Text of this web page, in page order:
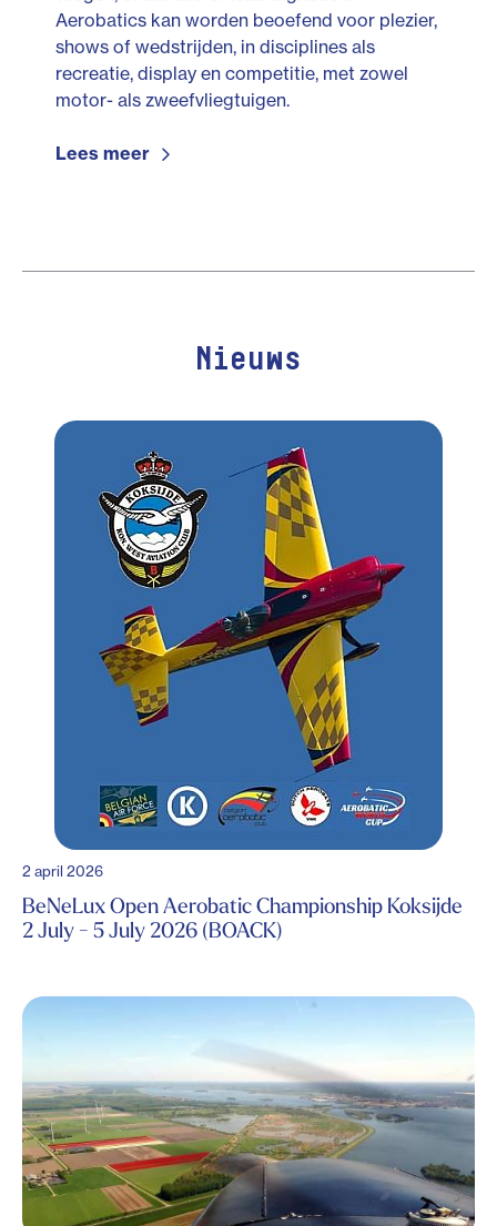
Aerobatics kan worden beoefend voor plezier,
shows of wedstrijden, in disciplines als
recreatie, display en competitie, met zowel
motor- als zweefvliegtuigen.
Lees meer
Nieuws
2 april 2026
BeNeLux Open Aerobatic Championship Koksijde
2 July - 5 July 2026 (BOACK)